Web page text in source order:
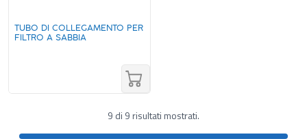
TUBO DI COLLEGAMENTO PER
FILTRO A SABBIA
9 di 9 risultati mostrati.